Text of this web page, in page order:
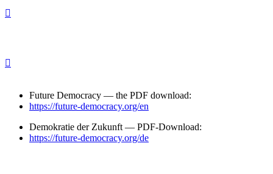
Future Democracy — the PDF download:
https://future-democracy.org/en
Demokratie der Zukunft — PDF-Download:
https://future-democracy.org/de